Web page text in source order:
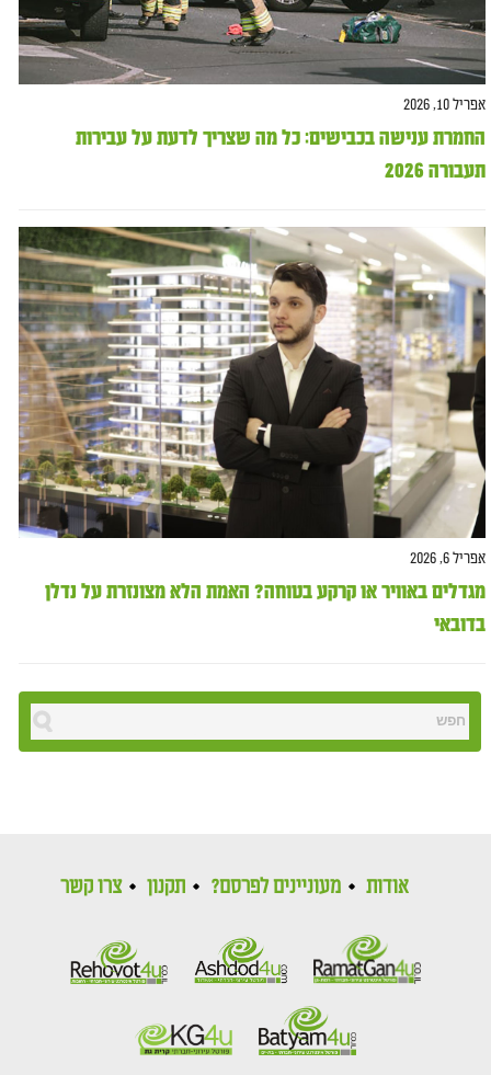
אפריל 10, 2026
החמרת ענישה בכבישים: כל מה שצריך לדעת על עבירות
תעבורה 2026
אפריל 6, 2026
מגדלים באוויר או קרקע בטוחה? האמת הלא מצונזרת על נדלן
בדובאי
אודות מעוניינים לפרסם? תקנון צרו קשר